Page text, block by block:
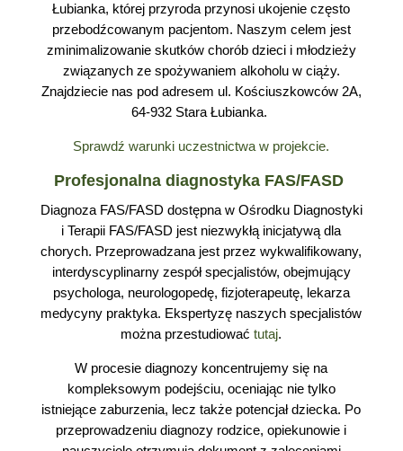
Łubianka, której przyroda przynosi ukojenie często
przebodźcowanym pacjentom. Naszym celem jest
zminimalizowanie skutków chorób dzieci i młodzieży
związanych ze spożywaniem alkoholu w ciąży.
Znajdziecie nas pod adresem ul. Kościuszkowców 2A,
64-932 Stara Łubianka.
Sprawdź warunki uczestnictwa w projekcie.
Profesjonalna diagnostyka FAS/FASD
Diagnoza FAS/FASD dostępna w Ośrodku Diagnostyki
i Terapii FAS/FASD jest niezwykłą inicjatywą dla
chorych. Przeprowadzana jest przez wykwalifikowany,
interdyscyplinarny zespół specjalistów, obejmujący
psychologa, neurologopedę, fizjoterapeutę, lekarza
medycyny praktyka. Ekspertyzę naszych specjalistów
można przestudiowaćtutaj.
W procesie diagnozy koncentrujemy się na
kompleksowym podejściu, oceniając nie tylko
istniejące zaburzenia, lecz także potencjał dziecka. Po
przeprowadzeniu diagnozy rodzice, opiekunowie i